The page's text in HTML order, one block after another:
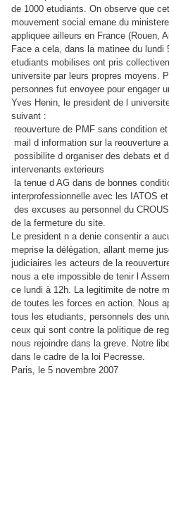
de 1000 etudiants. On observe que
mouvement social emane du
appliquee ailleurs en France (Rouen,
Face a cela, dans la matinee du lundi
etudiants mobilises ont pris
universite par leurs propres moyens.
personnes fut envoyee pour engager
Yves Henin, le president de l
suivant :
reouverture de PMF sans condition
mail d information sur la reouverture
possibilite d organiser des debats et
intervenants exterieurs
la tenue d AG dans de bonnes
interprofessionnelle avec les IATOS
des excuses au personnel du
de la fermeture du site.
Le president n a denie consentir a
meprise la délégation, allant meme
judiciaires les acteurs de la
nous a ete impossible de tenir l
ce lundi à 12h. La legitimite de notre
de toutes les forces en action. Nous
tous les etudiants, personnels des
ceux qui sont contre la politique de
nous rejoindre dans la greve. Notre
dans le cadre de la loi Pecresse.
Paris, le 5 novembre 2007